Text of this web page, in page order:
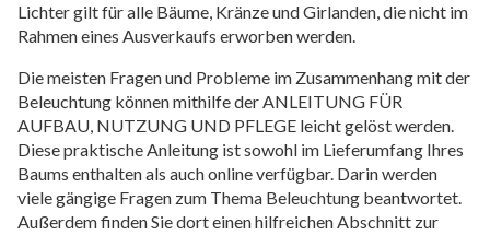
Lichter gilt für alle Bäume, Kränze und Girlanden, die nicht im
Rahmen eines Ausverkaufs erworben werden.
Die meisten Fragen und Probleme im Zusammenhang mit der
Beleuchtung können mithilfe der ANLEITUNG FÜR
AUFBAU, NUTZUNG UND PFLEGE leicht gelöst werden.
Diese praktische Anleitung ist sowohl im Lieferumfang Ihres
Baums enthalten als auch online verfügbar. Darin werden
viele gängige Fragen zum Thema Beleuchtung beantwortet.
Außerdem finden Sie dort einen hilfreichen Abschnitt zur